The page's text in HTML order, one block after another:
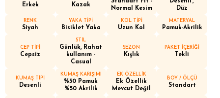
Erkek Kazak
Normal Kesim
Düz
RENK
Siyah
YAKA TİPİ
Bisiklet Yaka
KOL TİPİ
Uzun Kol
MATERYAL
Pamuk-Akrilik
CEP TİPİ
Cepsiz
STİL
Günlük, Rahat
kullanım -
Casual
SEZON
Kışlık
PAKET İÇERİĞİ
Tekli
KUMAŞ TİPİ
Desenli
KUMAŞ KARIŞIMI
%50 Pamuk
%50 Akrilik
EK ÖZELLİK
Ek Özellik
Mevcut Değil
BOY / ÖLÇÜ
Standart